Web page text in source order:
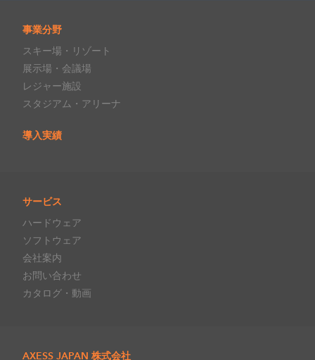
事業分野
スキー場・リゾート
展示場・会議場
レジャー施設
スタジアム・アリーナ
導入実績
サービス
ハードウェア
ソフトウェア
会社案内
お問い合わせ
カタログ・動画
AXESS JAPAN 株式会社